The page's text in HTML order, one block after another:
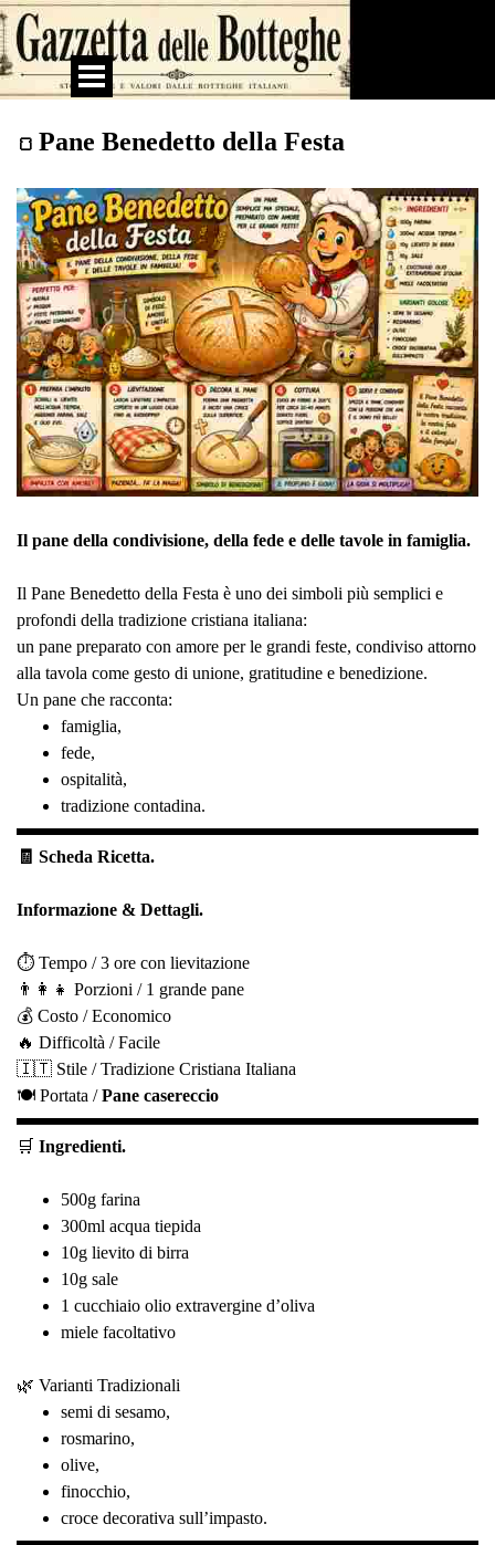
Vai ai contenuti
Salta menù
🍞 Pane Benedetto della Festa
Il pane della condivisione, della fede e delle tavole in famiglia.
Il Pane Benedetto della Festa è uno dei simboli più semplici e
profondi della tradizione cristiana italiana:
un pane preparato con amore per le grandi feste, condiviso attorno
alla tavola come gesto di unione, gratitudine e benedizione.
Un pane che racconta:
famiglia,
fede,
ospitalità,
tradizione contadina.
🧾 Scheda Ricetta.
Informazione & Dettagli.
⏱️ Tempo / 3 ore con lievitazione
👨‍👩‍👧 Porzioni / 1 grande pane
💰 Costo / Economico
🔥 Difficoltà / Facile
🇮🇹 Stile / Tradizione Cristiana Italiana
🍽️ Portata /Pane casereccio
🛒 Ingredienti.
500g farina
300ml acqua tiepida
10g lievito di birra
10g sale
1 cucchiaio olio extravergine d’oliva
miele facoltativo
🌿 Varianti Tradizionali
semi di sesamo,
rosmarino,
olive,
finocchio,
croce decorativa sull’impasto.